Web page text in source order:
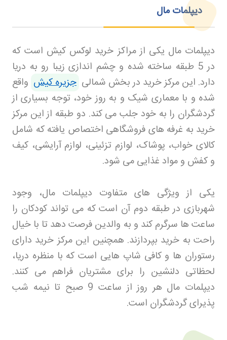
دیپلمات مال
دیپلمات مال یکی از مراکز خرید لوکس کیش است که
در 5 طبقه ساخته شده و چشم اندازی زیبا رو به دریا
دارد. این مرکز خرید در بخش شمالی جزیره کیش واقع
شده و با معماری شیک و به روز خود، توجه بسیاری از
گردشگران را به خود جلب می کند. دو طبقه از این مرکز
خرید به غرفه های فروشگاهی اختصاص یافته که شامل
کالای خواب، پوشاک، لوازم تزئینی، لوازم آرایشی، کیف
و کفش و مواد غذایی می شود.
یکی از ویژگی های متفاوت دیپلمات مال، وجود
شهربازی در طبقه دوم آن است که می تواند کودکان را
ساعت ها سرگرم کند و به والدین فرصت دهد تا با خیال
راحت به خرید بپردازند. همچنین این مرکز خرید دارای
رستوران ها و کافی شاپ هایی است که با منظره دریا،
لحظاتی دلنشین را برای مشتریان فراهم می کنند.
دیپلمات مال هر روز از ساعت 9 صبح تا نیمه شب
پذیرای گردشگران است.